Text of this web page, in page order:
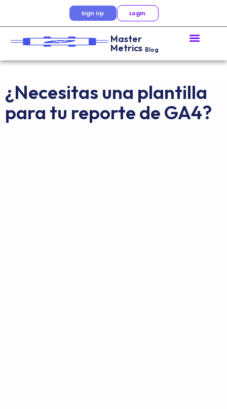
Sign Up Login
Master
Metrics Blog
¿Necesitas una plantilla
para tu reporte de GA4?